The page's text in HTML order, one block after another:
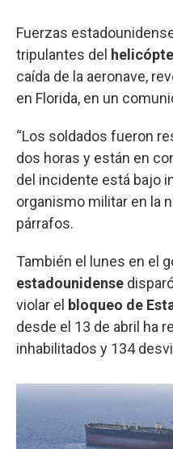
Fuerzas
tripulantes del
caída de la aeronave,
en Florida, en un
“Los soldados fueron
dos horas y están en
del incidente está bajo
organismo militar en la
párrafos.
También el lunes en el
estadounidense
violar el bloqueo de
desde el 13 de abril ha
inhabilitados y 134